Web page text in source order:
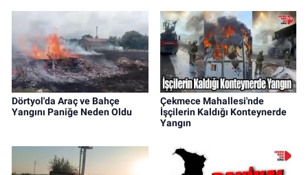
Dörtyol'da Araç ve Bahçe
Yangını Paniğe Neden Oldu
Çekmece Mahallesi'nde
İşçilerin Kaldığı Konteynerde
Yangın